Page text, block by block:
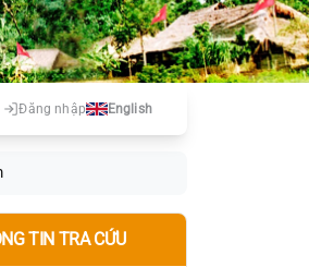
Đăng nhập English
TIN TRA CỨU